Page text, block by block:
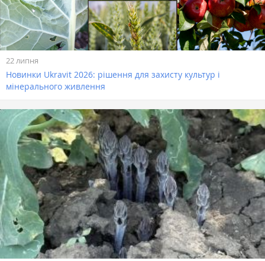
22 липня
Новинки Ukravit 2026: рішення для захисту культур і
мінерального живлення